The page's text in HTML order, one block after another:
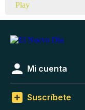
Mi cuenta
Suscríbete